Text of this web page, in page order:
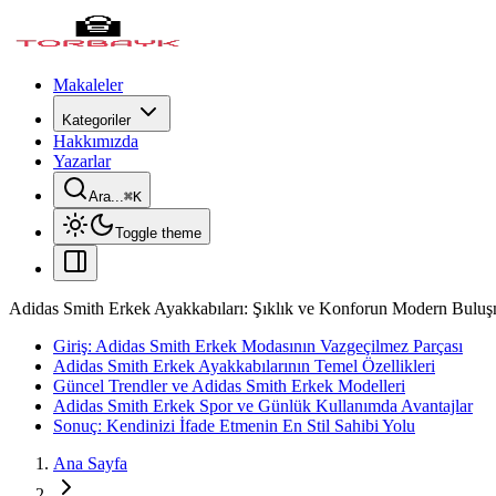
Makaleler
Kategoriler
Hakkımızda
Yazarlar
Ara...⌘K
Toggle theme
Adidas Smith Erkek Ayakkabıları: Şıklık ve Konforun Modern
Giriş: Adidas Smith Erkek Modasının Vazgeçilmez Parçası
Adidas Smith Erkek Ayakkabılarının Temel Özellikleri
Güncel Trendler ve Adidas Smith Erkek Modelleri
Adidas Smith Erkek Spor ve Günlük Kullanımda Avantajlar
Sonuç: Kendinizi İfade Etmenin En Stil Sahibi Yolu
Ana Sayfa